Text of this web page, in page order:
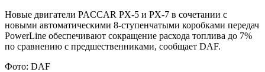
Новые двигатели PACCAR PX-5 и PX-7 в сочетании с
новыми автоматическими 8-ступенчатыми коробками передач
PowerLine обеспечивают сокращение расхода топлива до 7%
по сравнению с предшественниками, сообщает DAF.
Фото: DAF